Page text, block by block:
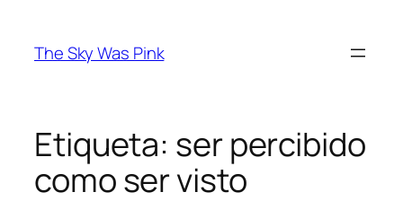
contenido
The Sky Was Pink
Etiqueta: ser percibido
como ser visto